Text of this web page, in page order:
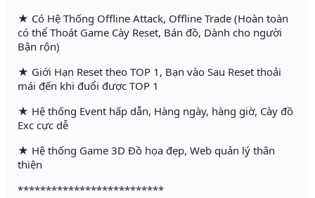
★ Có Hệ Thống Offline Attack, Offline Trade (Hoàn toàn
có thể Thoát Game Cày Reset, Bán đồ, Dành cho người
Bận rộn)
★ Giới Hạn Reset theo TOP 1, Bạn vào Sau Reset thoải
mái đến khi đuổi được TOP 1
★ Hệ thống Event hấp dẫn, Hàng ngày, hàng giờ, Cày đồ
Exc cực dễ
★ Hệ thống Game 3D Đồ họa đẹp, Web quản lý thân
thiện
**************************